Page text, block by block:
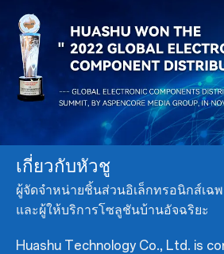
เรียนรู้เพิ่มเติม
มืออาชีพ และความรับผิดชอบ" เพื่อ
ได้รับชิปต้นฉบับคุณภาพสูง การขน
หลังการขายอย่างมืออาชีพ บริกา
เรียนรู้เพิ่มเติม
เกี่ยวกับหัวชู
ผู้จัดจำหน่ายชิ้นส่วนอิเล็กทรอนิกส์เฉพ
และผู้ให้บริการโซลูชันบ้านอัจฉริยะ
Huashu Technology Co., Ltd. is